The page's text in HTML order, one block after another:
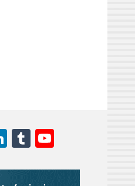
LinkedIn
Tumblr